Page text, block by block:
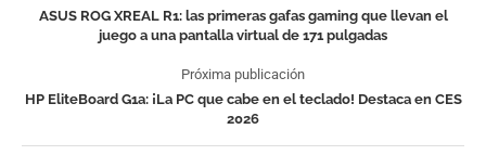
ASUS ROG XREAL R1: las primeras gafas gaming que llevan el
juego a una pantalla virtual de 171 pulgadas
Próxima publicación
HP EliteBoard G1a: ¡La PC que cabe en el teclado! Destaca en CES
2026